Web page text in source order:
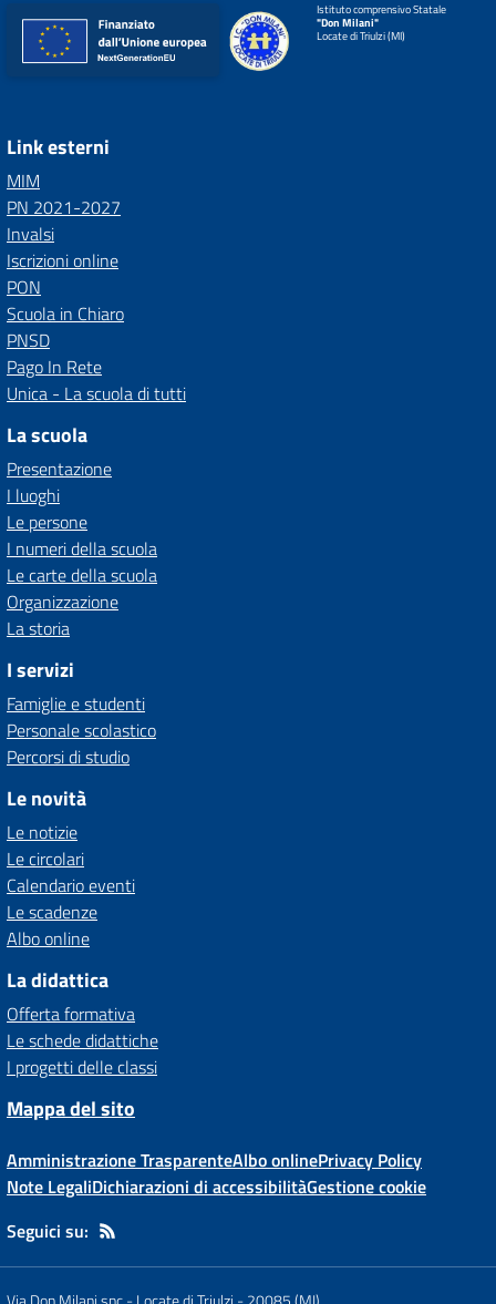
Istituto comprensivo Statale
"Don Milani"
Locate di Triulzi (MI)
Link esterni
MIM
PN 2021-2027
Invalsi
Iscrizioni online
PON
Scuola in Chiaro
PNSD
Pago In Rete
Unica - La scuola di tutti
La scuola
Presentazione
I luoghi
Le persone
I numeri della scuola
Le carte della scuola
Organizzazione
La storia
I servizi
Famiglie e studenti
Personale scolastico
Percorsi di studio
Le novità
Le notizie
Le circolari
Calendario eventi
Le scadenze
Albo online
La didattica
Offerta formativa
Le schede didattiche
I progetti delle classi
Mappa del sito
Amministrazione TrasparenteAlbo onlinePrivacy Policy
Note LegaliDichiarazioni di accessibilitàGestione cookie
Seguici su: